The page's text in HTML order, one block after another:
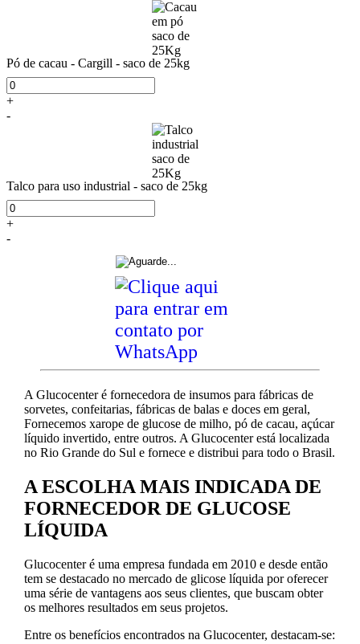
Pó de cacau - Cargill - saco de 25kg
+
-
Talco para uso industrial - saco de 25kg
+
-
A Glucocenter é fornecedora de insumos para fábricas de
sorvetes, confeitarias, fábricas de balas e doces em geral,
Fornecemos xarope de glucose de milho, pó de cacau, açúcar
líquido invertido, entre outros. A Glucocenter está localizada
no Rio Grande do Sul e fornece e distribui para todo o Brasil.
A ESCOLHA MAIS INDICADA DE
FORNECEDOR DE GLUCOSE
LÍQUIDA
Glucocenter é uma empresa fundada em 2010 e desde então
tem se destacado no mercado de glicose líquida por oferecer
uma série de vantagens aos seus clientes, que buscam obter
os melhores resultados em seus projetos.
Entre os benefícios encontrados na Glucocenter, destacam-se: